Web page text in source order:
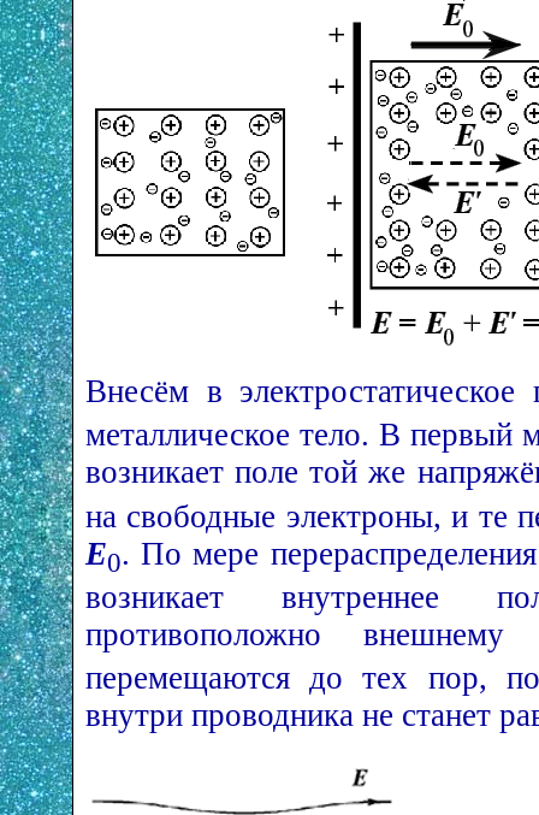
Внесём в
металлическое тело. В первый
возникает поле той же
на свободные электроны, и те
Е0. По мере
возникает внутреннее
противоположно
перемещаются до тех пор,
внутри проводника не станет